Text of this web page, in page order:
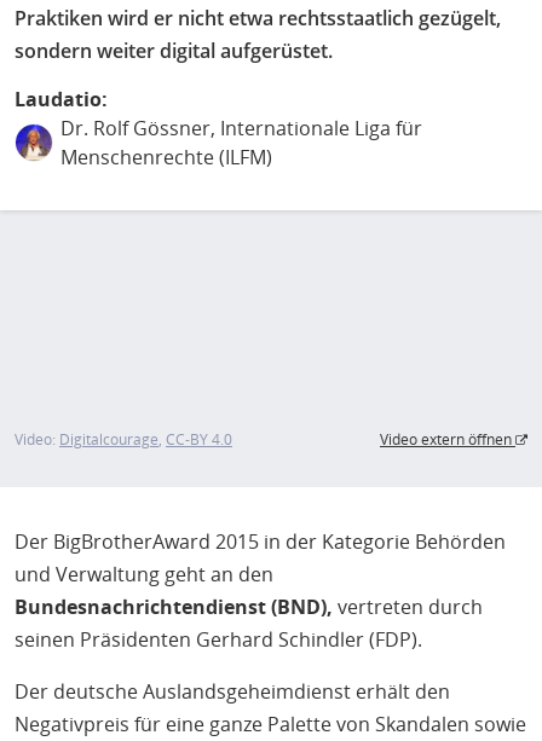
Praktiken wird er nicht etwa rechtsstaatlich gezügelt,
sondern weiter digital aufgerüstet.
Laudatio:
Dr. Rolf Gössner, Internationale Liga für
Menschenrechte (ILFM)
Video extern öffnen
Video: Digitalcourage CC-BY 4.0
Der BigBrotherAward 2015 in der Kategorie Behörden
und Verwaltung geht an den
Bundesnachrichtendienst (BND), vertreten durch
seinen Präsidenten Gerhard Schindler (FDP).
Der deutsche Auslandsgeheimdienst erhält den
Negativpreis für eine ganze Palette von Skandalen sowie